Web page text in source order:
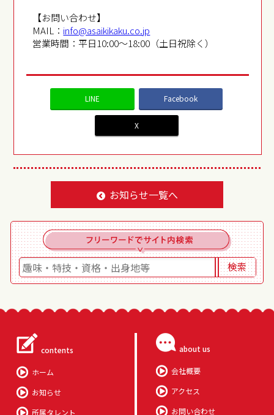
【お問い合わせ】
MAIL： info@asaikikaku.co.jp
営業時間：平日10:00～18:00（土日祝除く）
LINE Facebook
X
お知らせ一覧へ
contents
ホーム
お知らせ
所属タレント
about us
会社概要
アクセス
お問い合わせ